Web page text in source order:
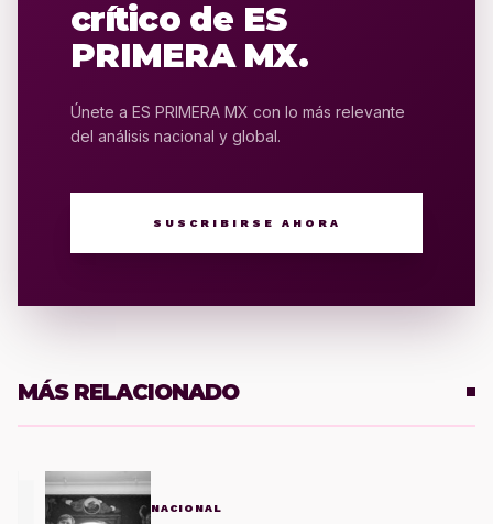
crítico de ES
PRIMERA MX.
Únete a ES PRIMERA MX con lo más relevante
del análisis nacional y global.
SUSCRIBIRSE AHORA
MÁS RELACIONADO
NACIONAL